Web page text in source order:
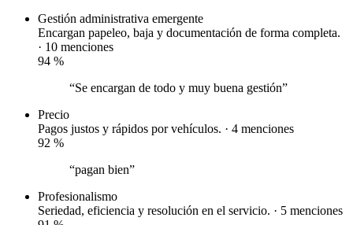
Gestión administrativa emergente
Encargan papeleo, baja y documentación de forma completa.
· 10 menciones
94 %
“Se encargan de todo y muy buena gestión”
Precio
Pagos justos y rápidos por vehículos. · 4 menciones
92 %
“pagan bien”
Profesionalismo
Seriedad, eficiencia y resolución en el servicio. · 5 menciones